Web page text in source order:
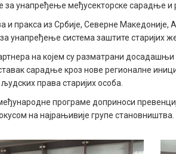
унапређење међусекторске сарадње и
и пракса из Србије, Северне Македоније,
унапређење система заштите старијих
на којем су разматрани
сарадње кроз нове регионалне
права старијих особа.
програме доприноси
на најрањивије групе становништва.